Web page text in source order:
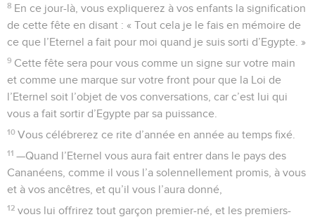
8 En ce jour-là, vous expliquerez à vos enfants la signification
de cette fête en disant : « Tout cela je le fais en mémoire de
ce que l’Eternel a fait pour moi quand je suis sorti d’Egypte. »
9 Cette fête sera pour vous comme un signe sur votre main
et comme une marque sur votre front pour que la Loi de
l’Eternel soit l’objet de vos conversations, car c’est lui qui
vous a fait sortir d’Egypte par sa puissance.
10 Vous célébrerez ce rite d’année en année au temps fixé.
11 —Quand l’Eternel vous aura fait entrer dans le pays des
Cananéens, comme il vous l’a solennellement promis, à vous
et à vos ancêtres, et qu’il vous l’aura donné,
12 vous lui offrirez tout garçon premier-né, et les premiers-